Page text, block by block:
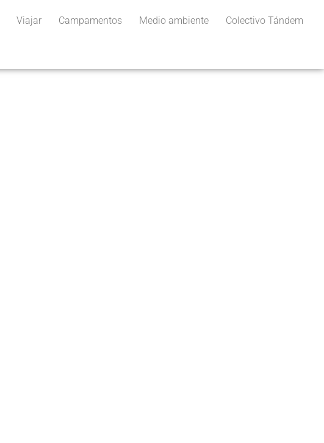
Viajar Campamentos Medio ambiente Colectivo Tándem